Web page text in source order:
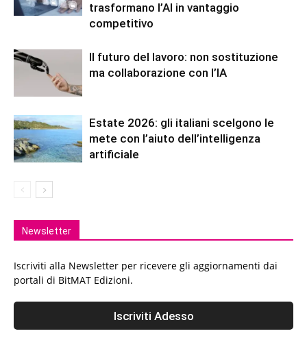
trasformano l’AI in vantaggio
competitivo
Il futuro del lavoro: non sostituzione
ma collaborazione con l’IA
Estate 2026: gli italiani scelgono le
mete con l’aiuto dell’intelligenza
artificiale
Newsletter
Iscriviti alla Newsletter per ricevere gli aggiornamenti dai
portali di BitMAT Edizioni.